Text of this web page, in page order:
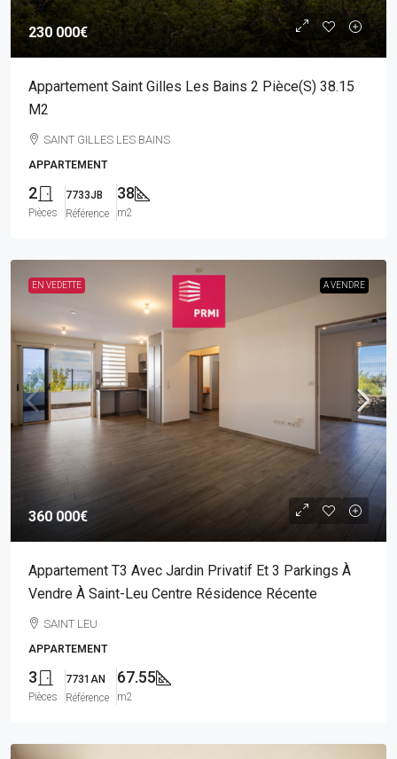
230 000€
Appartement Saint Gilles Les Bains 2 Pièce(s) 38.15
M2
SAINT GILLES LES BAINS
APPARTEMENT
2
Pièces
7733JB
Référence
38
m2
EN VEDETTE A VENDRE
360 000€
Appartement T3 Avec Jardin Privatif Et 3 Parkings À
Vendre À Saint-Leu Centre Résidence Récente
SAINT LEU
APPARTEMENT
3
Pièces
7731AN
Référence
67.55
m2